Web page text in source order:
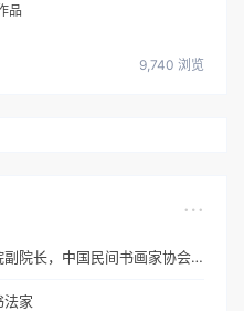
品
9,740 浏览
黄介艺-中国国画院副院长，中国民间书画家协会副主席
法家